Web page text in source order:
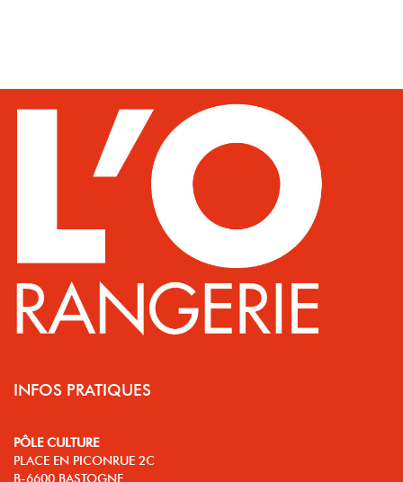
INFOS PRATIQUES
PÔLE CULTURE
PLACE EN PICONRUE 2C
B-6600 BASTOGNE